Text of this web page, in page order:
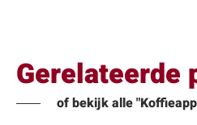
Gerelateerde
of bekijk alle